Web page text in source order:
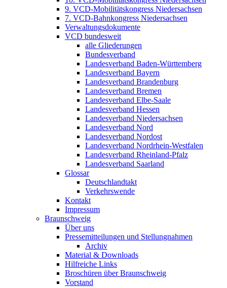
9. VCD-Mobilitätskongress Niedersachsen
7. VCD-Bahnkongress Niedersachsen
Verwaltungsdokumente
VCD bundesweit
alle Gliederungen
Bundesverband
Landesverband Baden-Württemberg
Landesverband Bayern
Landesverband Brandenburg
Landesverband Bremen
Landesverband Elbe-Saale
Landesverband Hessen
Landesverband Niedersachsen
Landesverband Nord
Landesverband Nordost
Landesverband Nordrhein-Westfalen
Landesverband Rheinland-Pfalz
Landesverband Saarland
Glossar
Deutschlandtakt
Verkehrswende
Kontakt
Impressum
Braunschweig
Über uns
Pressemitteilungen und Stellungnahmen
Archiv
Material & Downloads
Hilfreiche Links
Broschüren über Braunschweig
Vorstand